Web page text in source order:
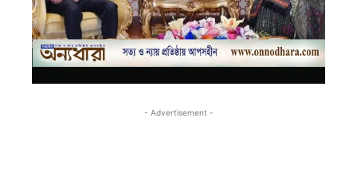
- Advertisement -